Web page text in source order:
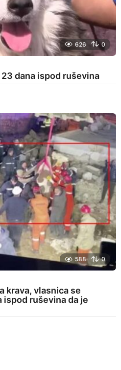
626 0
dana ispod ruševina
588 0
krava, vlasnica se
ispod ruševina da je